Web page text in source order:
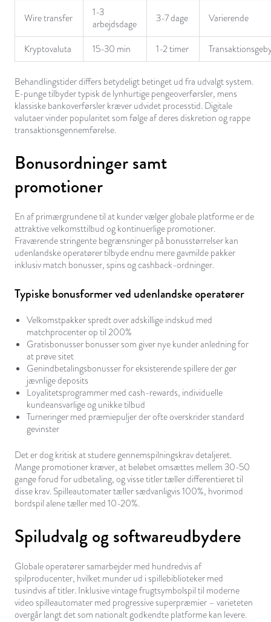
Wire transfer
1-3
arbejdsdage
3-7 dage Varierende
Kryptovaluta 15-30 min 1-2 timer
Behandlingstider differs betydeligt betinget ud fra udvalgt system.
E-punge tilbyder typisk de lynhurtige pengeoverførsler, mens
klassiske bankoverførsler kræver udvidet processtid. Digitale
valutaer vinder popularitet som følge af deres diskretion og rappe
transaktionsgennemførelse.
Bonusordninger samt
promotioner
En af primærgrundene til at kunder vælger globale platforme er de
attraktive velkomsttilbud og kontinuerlige promotioner.
Fraværende stringente begrænsninger på bonusstørrelser kan
udenlandske operatører tilbyde endnu mere gavmilde pakker
inklusiv match bonusser, spins og cashback-ordninger.
Typiske bonusformer ved udenlandske operatører
Velkomstpakker spredt over adskillige indskud med
matchprocenter op til 200%
Gratisbonusser bonusser som giver nye kunder anledning for
at prøve sitet
Genindbetalingsbonusser for eksisterende spillere der gør
jævnlige deposits
Loyalitetsprogrammer med cash-rewards, individuelle
kundeansvarlige og unikke tilbud
Turneringer med præmiepuljer der ofte overskrider standard
gevinster
Det er dog kritisk at studere gennemspilningskrav detaljeret.
Mange promotioner kræver, at beløbet omsættes mellem 30-50
gange forud for udbetaling, og visse titler tæller differentieret til
disse krav. Spilleautomater tæller sædvanligvis 100%, hvorimod
bordspil alene tæller med 10-20%.
Spiludvalg og softwareudbydere
Globale operatører samarbejder med hundredvis af
spilproducenter, hvilket munder ud i spillebiblioteker med
tusindvis af titler. Inklusive vintage frugtsymbolspil til moderne
video spilleautomater med progressive superpræmier – varieteten
overgår langt det som nationalt godkendte platforme kan levere.